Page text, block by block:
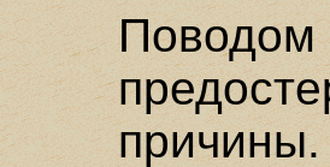
причины.